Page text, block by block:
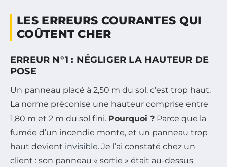
LES ERREURS COURANTES QUI
COÛTENT CHER
ERREUR N°1 : NÉGLIGER LA HAUTEUR DE
POSE
Un panneau placé à 2,50 m du sol, c’est trop haut.
La norme préconise une hauteur comprise entre
1,80 m et 2 m du sol fini. Pourquoi ? Parce que la
fumée d’un incendie monte, et un panneau trop
haut devient invisible. Je l’ai constaté chez un
client : son panneau « sortie » était au-dessus